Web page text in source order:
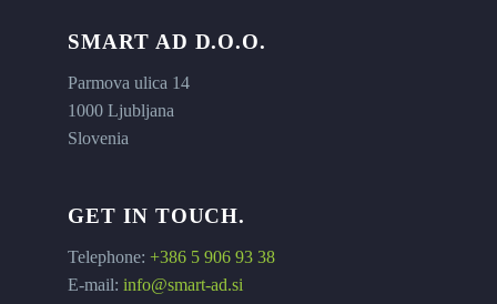
SMART AD D.O.O.
Parmova ulica 14
1000 Ljubljana
Slovenia
GET IN TOUCH.
Telephone: +386 5 906 93 38
E-mail: info@smart-ad.si